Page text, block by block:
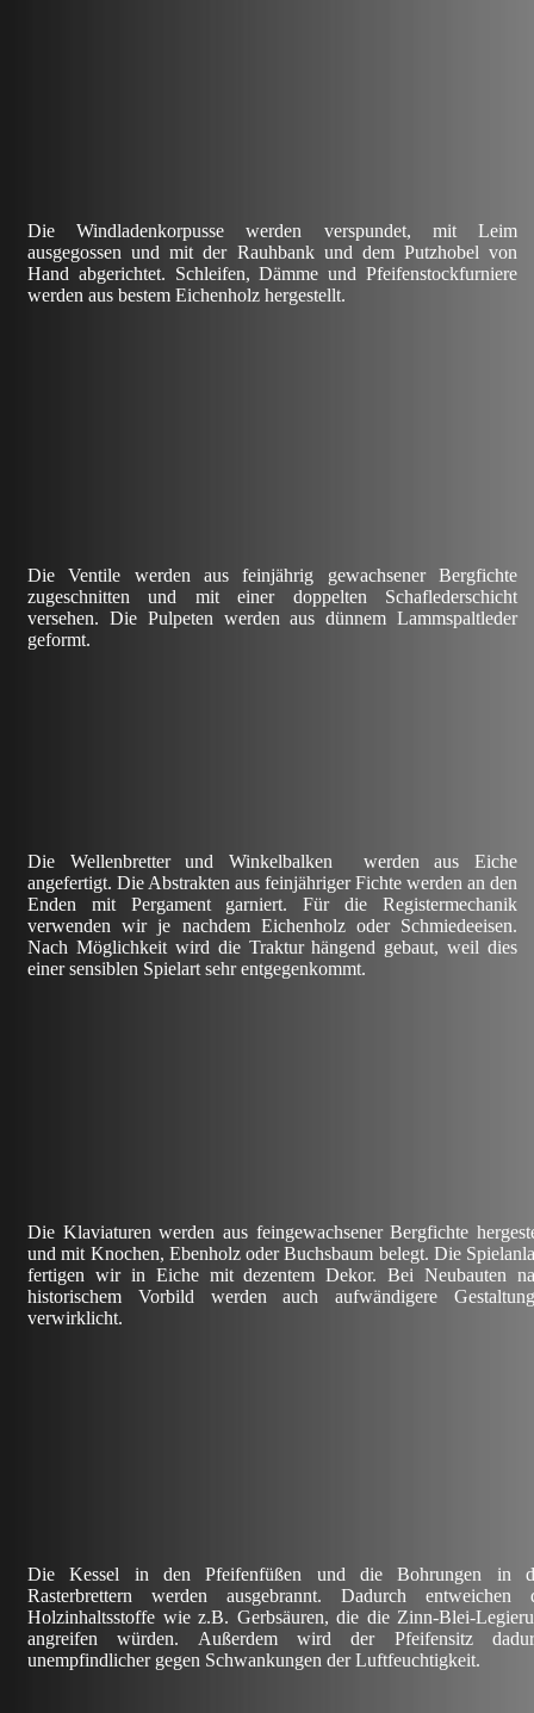
Die Windladenkorpusse werden verspundet, mit Leim
ausgegossen und mit der Rauhbank und dem Putzhobel von
Hand abgerichtet. Schleifen, Dämme und Pfeifenstockfurniere
werden aus bestem Eichenholz hergestellt.
Die Ventile werden aus feinjährig gewachsener Bergfichte
zugeschnitten und mit einer doppelten Schaflederschicht
versehen. Die Pulpeten werden aus dünnem Lammspaltleder
geformt.
Die Wellenbretter und Winkelbalken werden aus Eiche
angefertigt. Die Abstrakten aus feinjähriger Fichte werden an den
Enden mit Pergament garniert. Für die Registermechanik
verwenden wir je nachdem Eichenholz oder Schmiedeeisen.
Nach Möglichkeit wird die Traktur hängend gebaut, weil dies
einer sensiblen Spielart sehr entgegenkommt.
Die Klaviaturen werden aus feingewachsener Bergfichte
und mit Knochen, Ebenholz oder Buchsbaum belegt. Die
fertigen wir in Eiche mit dezentem Dekor. Bei Neubauten
historischem Vorbild werden auch aufwändigere
verwirklicht.
Die Kessel in den Pfeifenfüßen und die Bohrungen in
Rasterbrettern werden ausgebrannt. Dadurch entweichen
Holzinhaltsstoffe wie z.B. Gerbsäuren, die die Zinn-Blei-
angreifen würden. Außerdem wird der Pfeifensitz
unempfindlicher gegen Schwankungen der Luftfeuchtigkeit.